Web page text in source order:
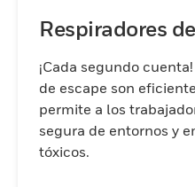
Respiradores
¡Cada segundo
de escape son
permite a los
segura de entornos y
tóxicos.